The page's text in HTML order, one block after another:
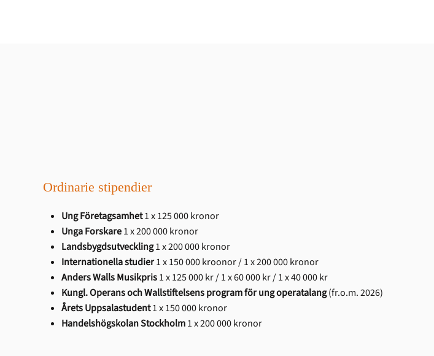
Ordinarie stipendier
Ung Företagsamhet1 x 125 000 kronor
Unga Forskare1 x 200 000 kronor
Landsbygdsutveckling1 x 200 000 kronor
Internationella studier1 x 150 000 kroonor / 1 x 200 000 kronor
Anders Walls Musikpris1 x 125 000 kr / 1 x 60 000 kr / 1 x 40 000 kr
Kungl. Operans och Wallstiftelsens program för ung operatalang(fr.o.m. 2026)
Årets Uppsalastudent1 x 150 000 kronor
Handelshögskolan Stockholm1 x 200 000 kronor